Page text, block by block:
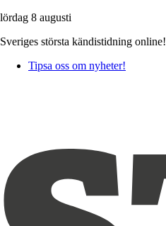
lördag 8 augusti
Sveriges största kändistidning online!
Tipsa oss om nyheter!